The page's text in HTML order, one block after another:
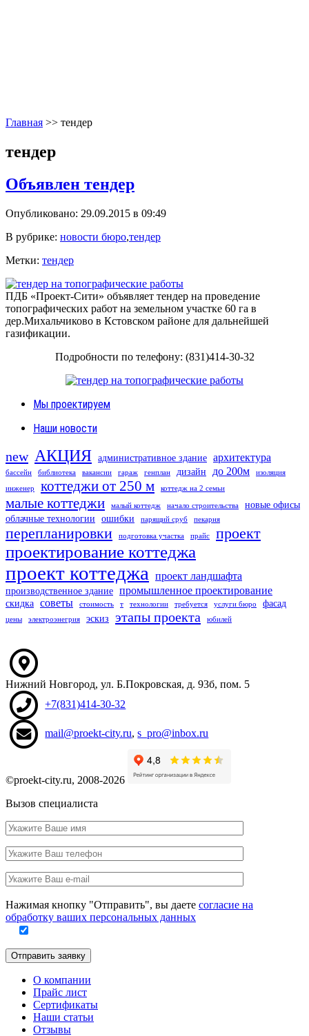
Главная >> тендер
тендер
Объявлен тендер
Опубликовано: 29.09.2015 в 09:49
В рубрике: новости бюро,тендер
Метки: тендер
ПДБ «Проект-Сити» объявляет тендер на проведение
топографических работ на земельном участке 60 га в
дер.Михальчиково в Кстовском районе для дальнейшей
газификации.
Подробности по телефону: (831)414-30-32
Мы проектируем
Наши новости
new АКЦИЯ административное здание архитектура
бассейн библиотека вакансии гараж генплан дизайн до 200м изоляция
инженер коттеджи от 250 м коттедж на 2 семьи
малые коттеджи малый коттедж начало строительства
новые офисы
облачные технологии
ошибки парящий сруб пекарня
перепланировки подготовка участка прайс проект
проектирование коттеджа
проект коттеджа проект ландшафта
производственное здание промышленное проектирование
скидка советы стоимость т технологии требуется услуги бюро фасад
цены электроэнегрия эскиз этапы проекта юбилей
Нижний Новгород, ул. Б.Покровская, д. 93б, пом. 5
+7(831)414-30-32
mail@proekt-city.ru,s_pro@inbox.ru
©proekt-city.ru, 2008-2026
Вызов специалиста
Ваше
имя
Ваш
телефон
Ваш
e-
mail
это
поле
Нажимая кнопку "Отправить", вы даете согласие на
обработку ваших персональных данных
Отправить заявку
О компании
Прайс лист
Сертификаты
Наши статьи
Отзывы